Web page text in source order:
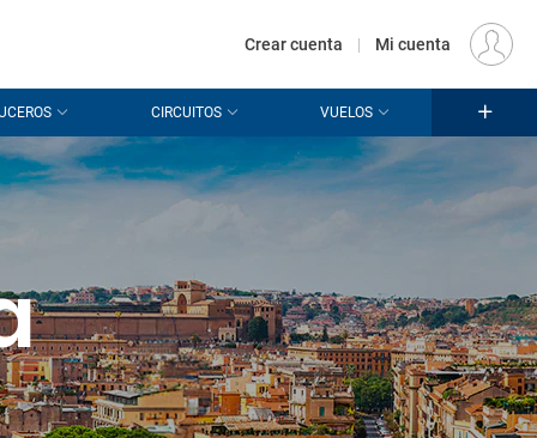
EUR
Crear cuenta | Mi cuenta
CIRCUITOS VUELOS